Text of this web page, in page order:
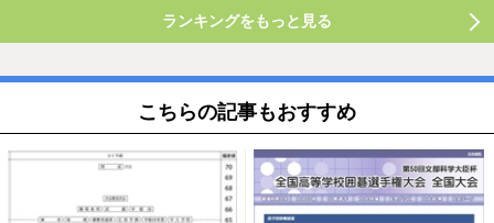
ランキングをもっと見る
こちらの記事もおすすめ